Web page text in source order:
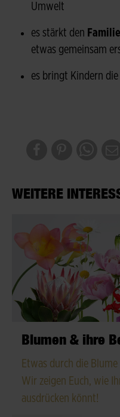
Umwelt
es stärkt den
etwas gemeinsam
es bringt Kindern die
WEITERE
Blumen & ihre
Etwas durch die
Wir zeigen Euch, wie
ausdrücken könnt!